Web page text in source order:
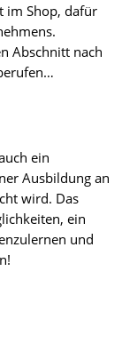
im Shop, dafür
Abschnitt nach
ein
Ausbildung an
wird. Das
ein
und